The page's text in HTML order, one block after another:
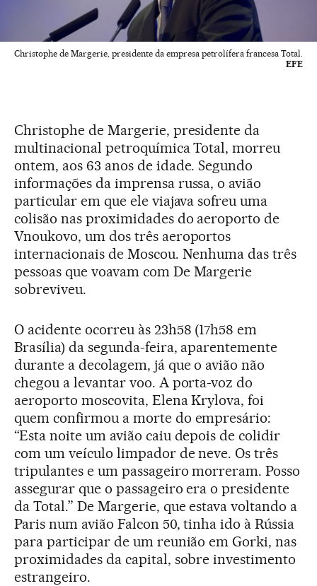
Christophe de Margerie, presidente da empresa petrolífera francesa Total.
EFE
Christophe de Margerie, presidente da
multinacional petroquímica Total, morreu
ontem, aos 63 anos de idade. Segundo
informações da imprensa russa, o avião
particular em que ele viajava sofreu uma
colisão nas proximidades do aeroporto de
Vnoukovo, um dos três aeroportos
internacionais de Moscou. Nenhuma das três
pessoas que voavam com De Margerie
sobreviveu.
O acidente ocorreu às 23h58 (17h58 em
Brasília) da segunda-feira, aparentemente
durante a decolagem, já que o avião não
chegou a levantar voo. A porta-voz do
aeroporto moscovita, Elena Krylova, foi
quem confirmou a morte do empresário:
“Esta noite um avião caiu depois de colidir
com um veículo limpador de neve. Os três
tripulantes e um passageiro morreram. Posso
assegurar que o passageiro era o presidente
da Total.” De Margerie, que estava voltando a
Paris num avião Falcon 50, tinha ido à Rússia
para participar de um reunião em Gorki, nas
proximidades da capital, sobre investimento
estrangeiro.